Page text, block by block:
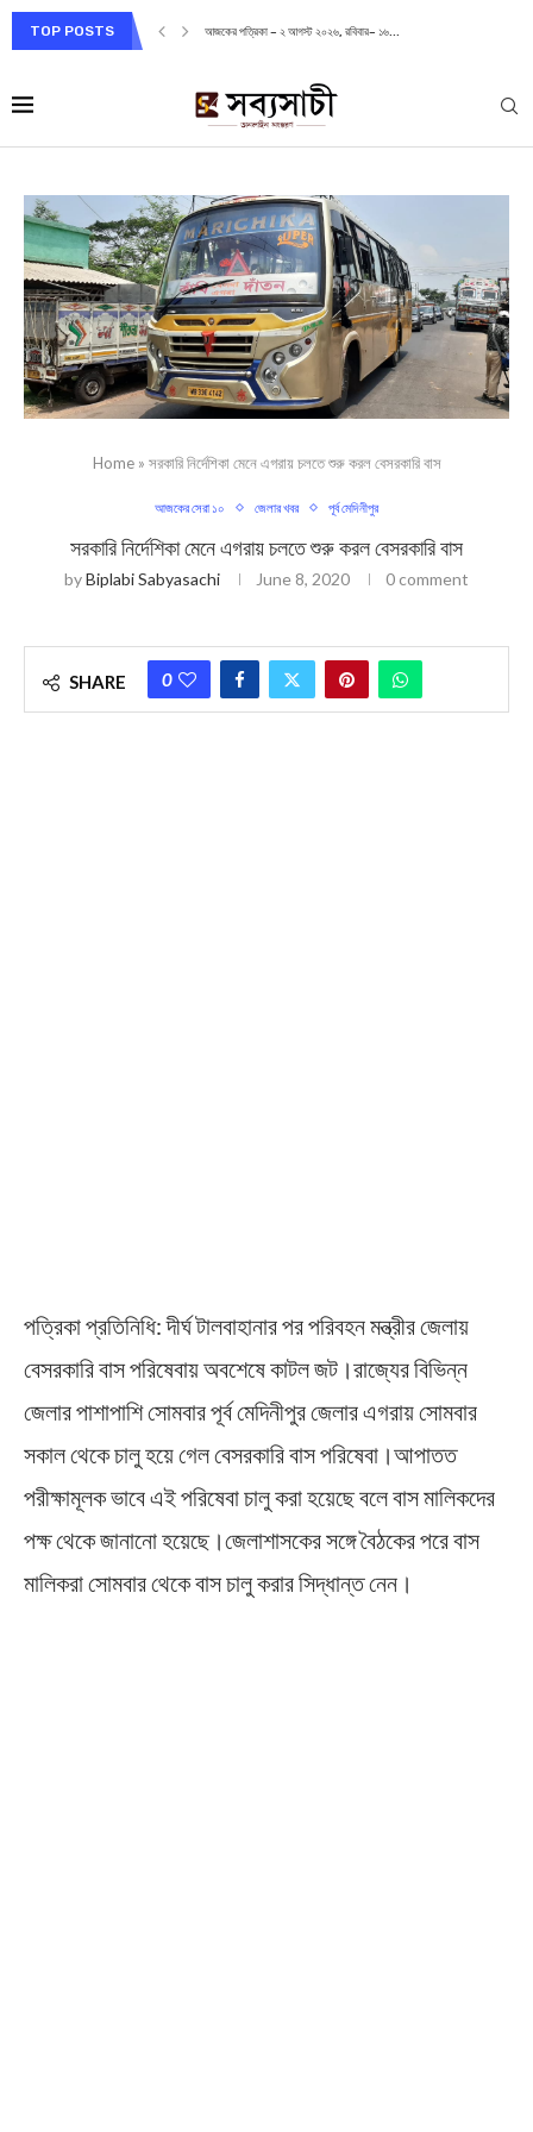
TOP POSTS আজকের পত্রিকা – ২ আগস্ট ২০২৬, রবিবার– ১৬...
Home» সরকারি নির্দেশিকা মেনে এগরায় চলতে শুরু করল বেসরকারি বাস
আজকের সেরা ১০ জেলার খবর পূর্ব মেদিনীপুর
সরকারি নির্দেশিকা মেনে এগরায় চলতে শুরু করল বেসরকারি বাস
byBiplabi Sabyasachi June 8, 2020 0 comment
SHARE 0
পত্রিকা প্রতিনিধি: দীর্ঘ টালবাহানার পর পরিবহন মন্ত্রীর জেলায়
বেসরকারি বাস পরিষেবায় অবশেষে কাটল জট।রাজ্যের বিভিন্ন
জেলার পাশাপাশি সোমবার পূর্ব মেদিনীপুর জেলার এগরায় সোমবার
সকাল থেকে চালু হয়ে গেল বেসরকারি বাস পরিষেবা।আপাতত
পরীক্ষামূলক ভাবে এই পরিষেবা চালু করা হয়েছে বলে বাস মালিকদের
পক্ষ থেকে জানানো হয়েছে।জেলাশাসকের সঙ্গে বৈঠকের পরে বাস
মালিকরা সোমবার থেকে বাস চালু করার সিদ্ধান্ত নেন।